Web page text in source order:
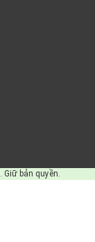
bản quyền.